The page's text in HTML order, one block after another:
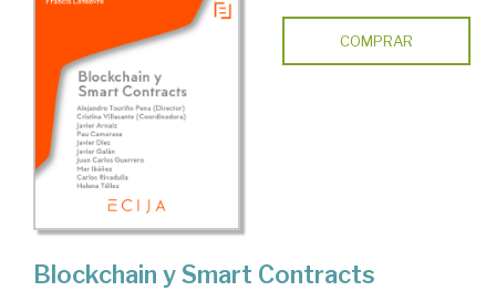
COMPRAR
Blockchain y Smart Contracts